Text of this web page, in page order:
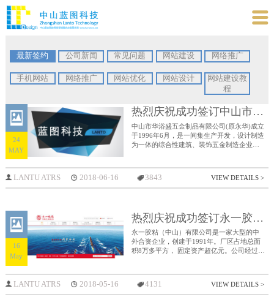

最新签约 公司新闻 常见问题 网站建设 网络推广
手机网站 网络推广 网站优化 网站设计
网站建设教
程
24
MAY
热烈庆祝成功签订中山市华浴盛五金制品有限公司企业官网
中山市华浴盛五金制品有限公司(原永华)成立
于1996年6月，是一间集生产开发，设计制造
为一体的综合性建筑、装饰五金制造企业，
LANTU ATRS 2018-06-16 3843 VIEW DETAILS >
16
May
热烈庆祝成功签订永一胶粘（中山）有限公司企业官网
永一胶粘（中山）有限公司是一家大型的中
外合资企业，创建于1991年。厂区占地总面
积8万多平方， 固定资产超亿元。公司经过多
品及配套产品生产企业，在同行业中享有较
高的声誉。 公司专业生产“永一牌”不干胶商
LANTU ATRS 2018-05-16 4131 VIEW DETAILS >